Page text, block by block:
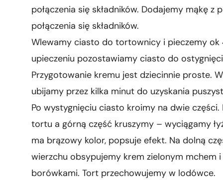
połączenia się składników. Dodajemy mąkę
połączenia się składników.
Wlewamy ciasto do tortownicy i pieczemy
upieczeniu pozostawiamy ciasto do
Przygotowanie kremu jest dziecinnie proste.
ubijamy przez kilka minut do uzyskania
Po wystygnięciu ciasto kroimy na dwie
tortu a górną część kruszymy – wyciągamy
ma brązowy kolor, popsuje efekt. Na dolną
wierzchu obsypujemy krem zielonym mchem
borówkami. Tort przechowujemy w lodówce.